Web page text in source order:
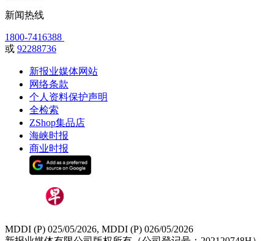
新闻热线
1800-7416388
或 92288736
新报业媒体网站
网络条款
个人资料保护声明
全检索
ZShop集品店
海峡时报
商业时报
MDDI (P) 025/05/2026, MDDI (P) 026/05/2026